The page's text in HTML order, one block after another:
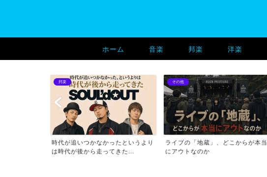
ホーム 音楽 邦楽 洋楽
邦楽
時代が追いつかなかったというより
は時代が後から走ってきた...
その他
ライブの「地蔵」、どこからが本当
にアウトなのか